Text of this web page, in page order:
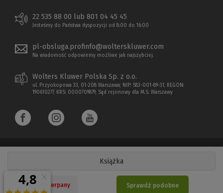
Książka
Nakład wyczerpany Sprawdź podobne
22 535 88 00 lub 801 04 45 45
Jesteśmy do Państwa dyspozycji od 8:00 do 16:00
pl-obsluga.profinfo@wolterskluwer.com
Na wiadomość odpowiemy możliwe jak najszybciej.
Wolters Kluwer Polska Sp. z o.o.
ul. Przyokopowa 33, 01-208 Warszawa; NIP: 583-001-89-31, REGON:
190610277, KRS: 0000709879, Sąd rejonowy dla M.S. Warszawy
Copyright 1997 - 2026 Wolters Kluwer Polska Sp. z o.o.